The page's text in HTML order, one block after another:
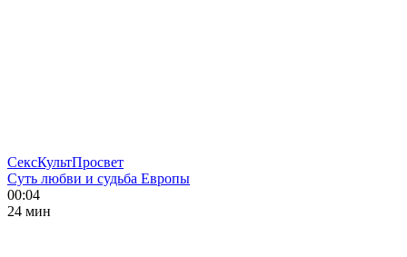
СексКультПросвет
Суть любви и судьба Европы
00:04
24 мин